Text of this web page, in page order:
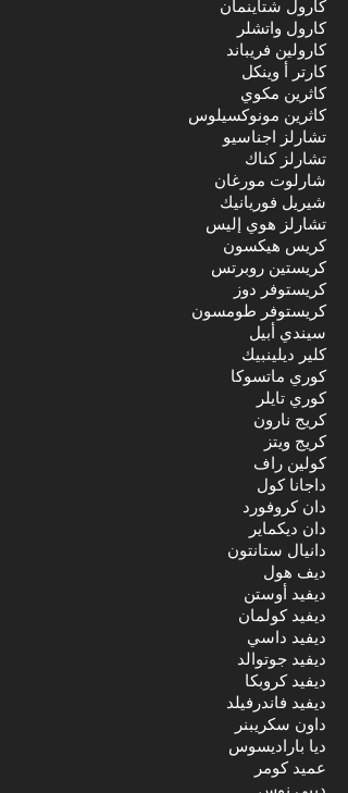
كارول شتاينمان
كارول واتشلر
كارولين فريباند
كارتر أ وينكل
كاثرين مكوي
كاثرين مونوكسيلوس
تشارلز اجناسيو
تشارلز كناك
شارلوت مورغان
شيريل فوريانيك
تشارلز هوي إليس
كريس هيكسون
كريستين روبرتس
كريستوفر دوز
كريستوفر طومسون
سيندي أبيل
كلير ديلينبيك
كوري ماتسوكا
كوري تايلر
كريج نارون
كريج ويتز
كولين راف
داجانا كول
دان كروفورد
دان ديكماير
دانيال ستانتون
ديف هول
ديفيد أوستن
ديفيد كولمان
ديفيد داسي
ديفيد جوتوالد
ديفيد كروبكا
ديفيد فاندرفيلد
داون سكريبنر
ديا باراديسوس
عميد كومر